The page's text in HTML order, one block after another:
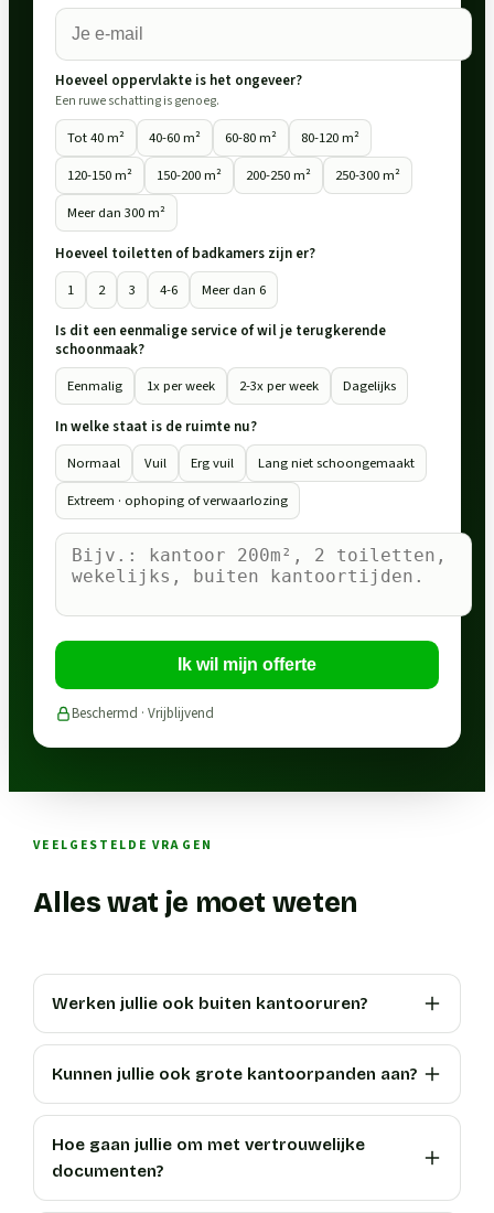
Hoeveel oppervlakte is het ongeveer?
Een ruwe schatting is genoeg.
Tot 40 m² 40-60 m² 60-80 m²
80-120 m²
120-150 m²
150-200 m² 200-250 m²
250-300 m²
Meer dan 300 m²
Hoeveel toiletten of badkamers zijn er?
1
2 3 4-6 Meer dan 6
Is dit een eenmalige service of wil je terugkerende
schoonmaak?
Eenmalig
1x per week 2-3x per week Dagelijks
In welke staat is de ruimte nu?
Normaal
Vuil Erg vuil
Lang niet schoongemaakt
Extreem · ophoping of verwaarlozing
Ik wil mijn offerte
Beschermd · Vrijblijvend
VEELGESTELDE VRAGEN
Alles wat je moet weten
Werken jullie ook buiten kantooruren?
Kunnen jullie ook grote kantoorpanden aan?
Hoe gaan jullie om met vertrouwelijke
documenten?